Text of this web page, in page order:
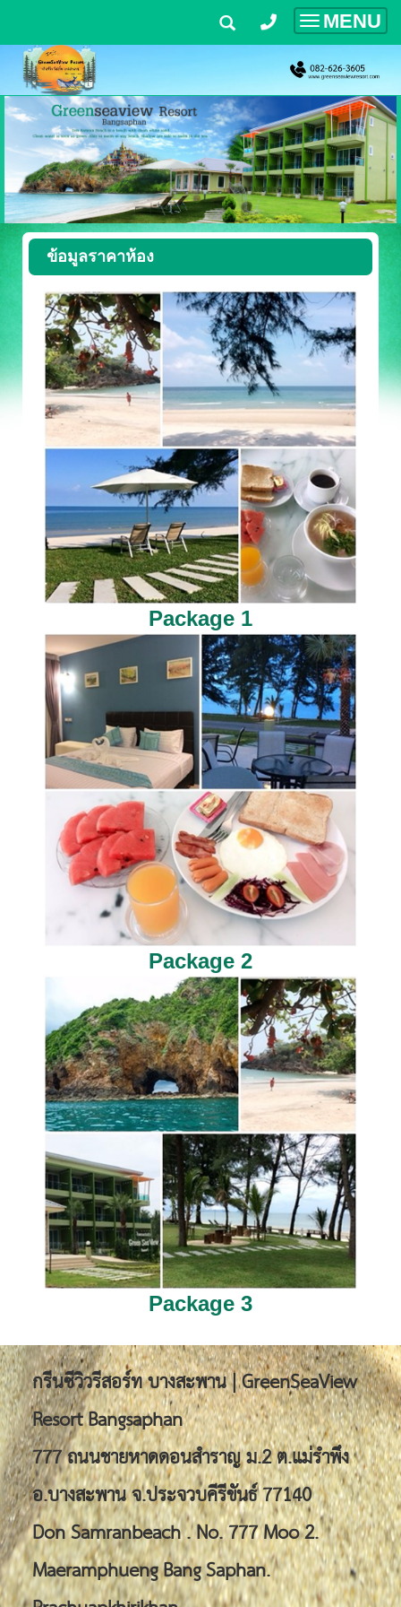
Toggle
MENU
ข้อมูลราคาห้อง
Package 1
Package 2
Package 3
กรีนซีวิวรีสอร์ท บางสะพาน | GreenSeaView
Resort Bangsaphan
777 ถนนชายหาดดอนสำราญ ม.2 ต.แม่รำพึง
อ.บางสะพาน จ.ประจวบคีรีขันธ์ 77140
Don Samranbeach . No. 777 Moo 2.
Maeramphueng Bang Saphan.